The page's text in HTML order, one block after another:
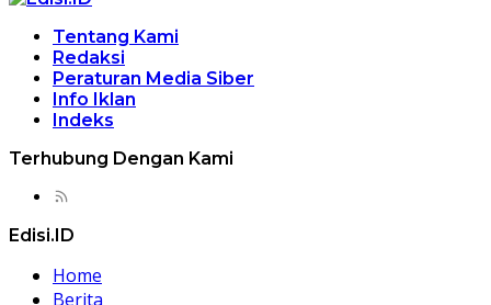
Tentang Kami
Redaksi
Peraturan Media Siber
Info Iklan
Indeks
Terhubung Dengan Kami
Edisi.ID
Home
Berita